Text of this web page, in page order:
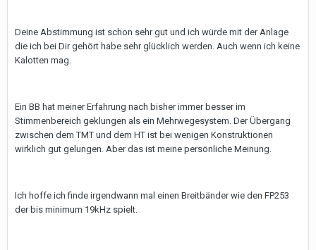
Deine Abstimmung ist schon sehr gut und ich würde mit der Anlage
die ich bei Dir gehört habe sehr glücklich werden. Auch wenn ich keine
Kalotten mag.
Ein BB hat meiner Erfahrung nach bisher immer besser im
Stimmenbereich geklungen als ein Mehrwegesystem. Der Übergang
zwischen dem TMT und dem HT ist bei wenigen Konstruktionen
wirklich gut gelungen. Aber das ist meine persönliche Meinung.
Ich hoffe ich finde irgendwann mal einen Breitbänder wie den FP253
der bis minimum 19kHz spielt.